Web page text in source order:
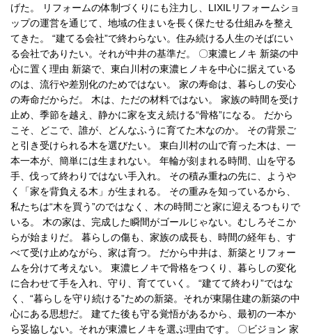
げた。 リフォームの体制づくりにも注力し、LIXILリフォームショ
ップの運営を通じて、地域の住まいを長く保たせる仕組みを整え
てきた。 “建てる会社”で終わらない。住み続ける人生のそばにい
る会社でありたい。それが中井の基準だ。 〇東濃ヒノキ 新築の中
心に置く理由 新築で、東白川村の東濃ヒノキを中心に据えている
のは、流行や差別化のためではない。 家の寿命は、暮らしの安心
の寿命だからだ。 木は、ただの材料ではない。 家族の時間を受け
止め、季節を越え、静かに家を支え続ける“骨格”になる。 だから
こそ、どこで、誰が、どんなふうに育てた木なのか。 その背景ご
と引き受けられる木を選びたい。 東白川村の山で育った木は、一
本一本が、簡単には生まれない。 年輪が刻まれる時間、山を守る
手、伐って終わりではない手入れ。 その積み重ねの先に、ようや
く「家を背負える木」が生まれる。 その重みを知っているから、
私たちは“木を買う”のではなく、木の時間ごと家に迎えるつもりで
いる。 木の家は、完成した瞬間がゴールじゃない。むしろそこか
らが始まりだ。 暮らしの傷も、家族の成長も、時間の経年も、す
べて受け止めながら、家は育つ。 だから中井は、新築とリフォー
ムを分けて考えない。 東濃ヒノキで骨格をつくり、暮らしの変化
に合わせて手を入れ、守り、育てていく。 “建てて終わり”ではな
く、“暮らしを守り続ける”ための新築。それが東陽住建の新築の中
心にある思想だ。 建てた後も守る覚悟があるから、最初の一本か
ら妥協しない。それが東濃ヒノキを選ぶ理由です。 〇ビジョン 家